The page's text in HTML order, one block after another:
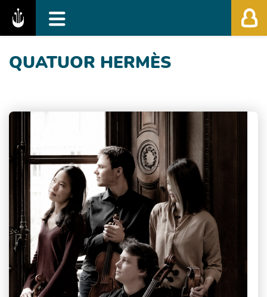
Fédération des Festivals de Musique
QUATUOR HERMÈS